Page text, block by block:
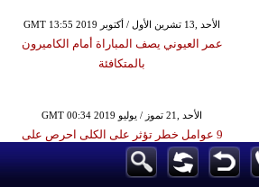
GMT 13:55 2019 الأحد ,13 تشرين الأول / أكتوبر
عمر العيوني يصف المباراة أمام الكاميرون
بالمتكافئة
GMT 00:34 2019 الأحد ,21 تموز / يوليو
9 عوامل خطر تؤثر على الكلى احرص على
تجنبها